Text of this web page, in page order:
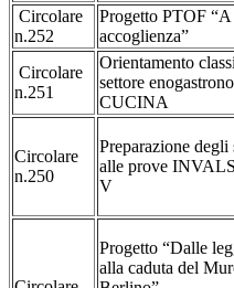
Circolare
n.252
Progetto PTOF “A
accoglienza”
Circolare
n.251
Orientamento
settore
CUCINA
Circolare
n.250
Preparazione degli
alle prove
V
Progetto “Dalle
alla caduta del